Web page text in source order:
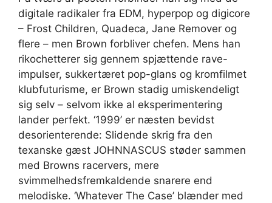
digitale radikaler fra EDM, hyperpop og digicore
– Frost Children, Quadeca, Jane Remover og
flere – men Brown forbliver chefen. Mens han
rikochetterer sig gennem spjættende rave-
impulser, sukkertæret pop-glans og kromfilmet
klubfuturisme, er Brown stadig umiskendeligt
sig selv – selvom ikke al eksperimentering
lander perfekt. ‘1999’ er næsten bevidst
desorienterende: Slidende skrig fra den
texanske gæst JOHNNASCUS støder sammen
med Browns racervers, mere
svimmelhedsfremkaldende snarere end
melodiske. ‘Whatever The Case’ blænder med